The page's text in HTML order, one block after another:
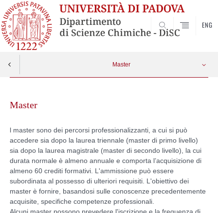
SEARCH
ENG
Master
contentMaster
l master sono dei percorsi professionalizzanti, a cui si può
accedere sia dopo la laurea triennale (master di primo livello)
sia dopo la laurea magistrale (master di secondo livello), la cui
durata normale è almeno annuale e comporta l’acquisizione di
almeno 60 crediti formativi. L'ammissione può essere
subordinata al possesso di ulteriori requisiti. L'obiettivo dei
master è fornire, basandosi sulle conoscenze precedentemente
acquisite, specifiche competenze professionali.
Alcuni master possono prevedere l'iscrizione e la frequenza di